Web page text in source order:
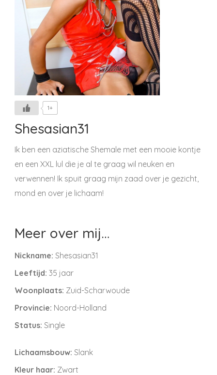
1+
Shesasian31
Ik ben een aziatische Shemale met een mooie kontje
en een XXL lul die je al te graag wil neuken en
verwennen! Ik spuit graag mijn zaad over je gezicht,
mond en over je lichaam!
Meer over mij…
Nickname: Shesasian31
Leeftijd: 35 jaar
Woonplaats: Zuid-Scharwoude
Provincie: Noord-Holland
Status: Single
Lichaamsbouw: Slank
Kleur haar: Zwart